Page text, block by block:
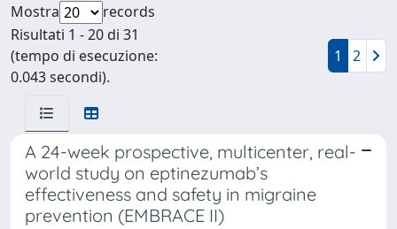
Mostra
records
Risultati 1 - 20 di 31
(tempo di esecuzione:
0.043 secondi).
1 2
A 24-week prospective, multicenter, real-
world study on eptinezumab’s
effectiveness and safety in migraine
prevention (EMBRACE II)